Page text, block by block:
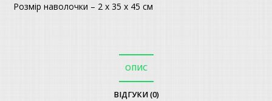
Розмір наволочки – 2 х 35 х 45 см
ОПИС
ВІДГУКИ (0)